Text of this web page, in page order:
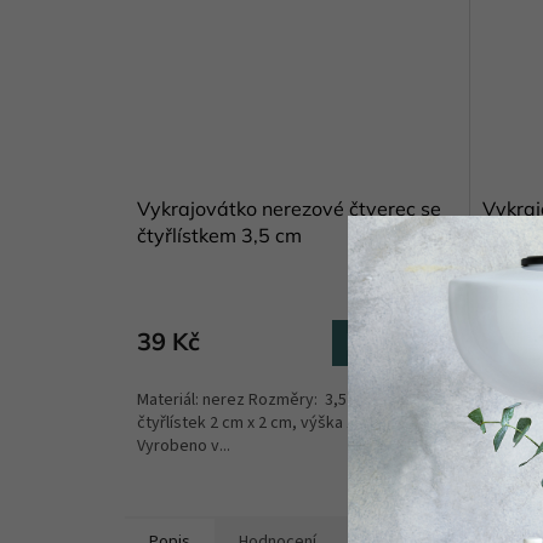
Vykrajovátko nerezové čtverec se
čtyřlístkem 3,5 cm
Skladem (8 ks)
39 Kč Do košíku
Materiál: nerez Rozměry: 3,5 cm x 3,5 cm,
čtyřlístek 2 cm x 2 cm, výška 1,5 cm
Vyrobeno v...